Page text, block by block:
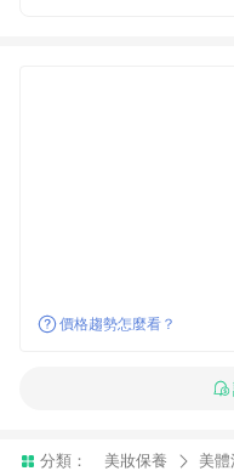
價格趨勢怎麼看？
分類： 美妝保養 美